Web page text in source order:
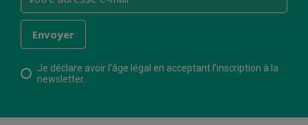
Je déclare avoir l’âge légal en acceptant l’inscription à la
newsletter.